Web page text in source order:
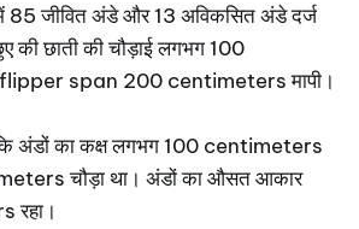
85 जीवित अंडे और 13 अविकसित अंडे दर्ज
की छाती की चौड़ाई लगभग 100
span 200 centimeters मापी।
कि अंडों का कक्ष लगभग 100 centimeters
चौड़ा था। अंडों का औसत आकार
रहा।